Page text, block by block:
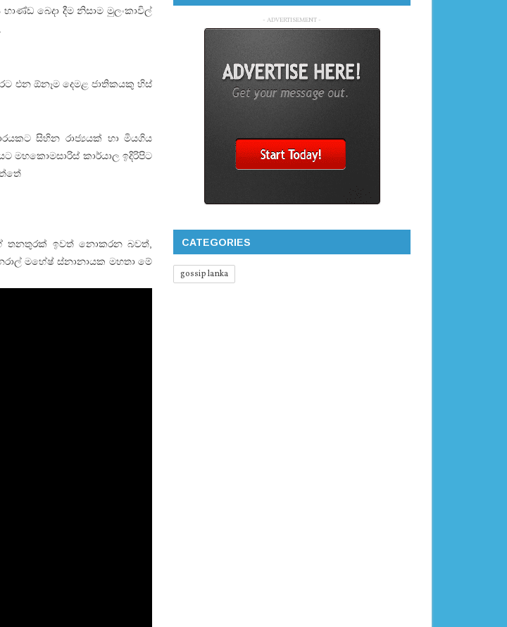
බෙදා දීම නිසාම මුලංකාවිල්
එන ඕනෑම දෙමළ ජාතිකයකු හිස්
සිහින රාජ්‍යයක් හා මියගිය
මහකොමසාරිස් කාර්යාල ඉදිරිපිට
තනතුරක් ඉවත් නොකරන බවත්,
මහේෂ් ස්නානායක මහතා මේ
- ADVERTISEMENT -
CATEGORIES
gossip lanka